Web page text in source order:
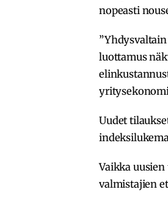
nopeasti
luottamus
Uudet
Vaikka
valmistajien